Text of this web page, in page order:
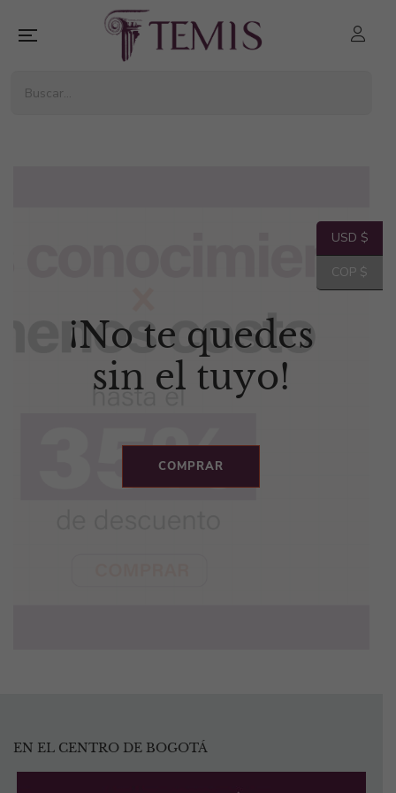
¡No te quedes
sin el tuyo!
COMPRAR
EN EL CENTRO DE BOGOTÁ
USD $
COP $